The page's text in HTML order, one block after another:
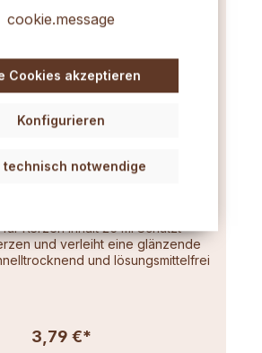
für Kerzen 25ml
Kerzen Inhalt 25 ml Schützt
und verleiht eine glänzende
und lösungsmittelfrei
3,79 €*
cookie.message
technisch notwendige
Konfigurieren
Cookies akzeptieren